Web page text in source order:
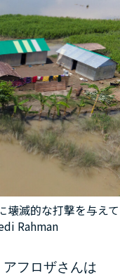
壊滅的な打撃を与えて
Rahman
フロザさんは